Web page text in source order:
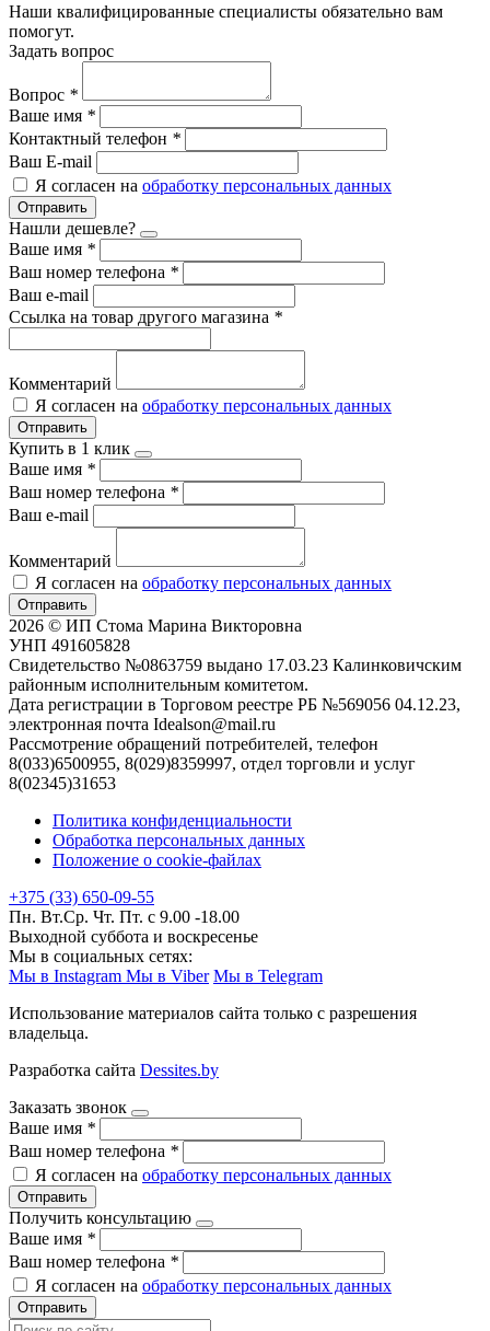
Наши квалифицированные специалисты обязательно вам
помогут.
Задать вопрос
Вопрос *
Ваше имя *
Контактный телефон *
Ваш E-mail
Я согласен на обработку персональных данных
Отправить
Нашли дешевле?
Ваше имя *
Ваш номер телефона *
Ваш e-mail
Ссылка на товар другого магазина *
Комментарий
Я согласен на обработку персональных данных
Отправить
Купить в 1 клик
Ваше имя *
Ваш номер телефона *
Ваш e-mail
Комментарий
Я согласен на обработку персональных данных
Отправить
2026 © ИП Стома Марина Викторовна
УНП 491605828
Свидетельство №0863759 выдано 17.03.23 Калинковичским
районным исполнительным комитетом.
Дата регистрации в Торговом реестре РБ №569056 04.12.23,
электронная почта Idealson@mail.ru
Рассмотрение обращений потребителей, телефон
8(033)6500955, 8(029)8359997, отдел торговли и услуг
8(02345)31653
Политика конфиденциальности
Обработка персональных данных
Положение о cookie-файлах
+375 (33) 650-09-55
Пн. Вт.Ср. Чт. Пт. с 9.00 -18.00
Выходной суббота и воскресенье
Мы в социальных сетях:
Мы в Instagram Мы в Viber Мы в Telegram
Использование материалов сайта только с разрешения
владельца.
Разработка сайта Dessites.by
Заказать звонок
Ваше имя *
Ваш номер телефона *
Я согласен на обработку персональных данных
Отправить
Получить консультацию
Ваше имя *
Ваш номер телефона *
Я согласен на обработку персональных данных
Отправить